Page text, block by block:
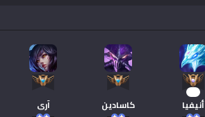
16
أنيفيا
كاسادين
آري